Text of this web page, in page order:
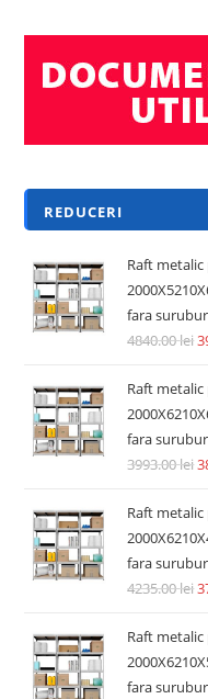
REDUCERI
Raft
fara
4840.00lei
Raft
fara
3993.00lei
Raft
fara
4235.00lei
Raft
fara